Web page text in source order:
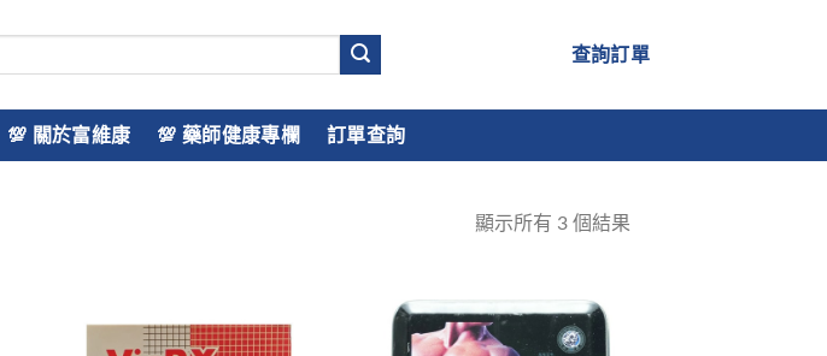
查詢訂單
💯 關於富維康 💯 藥師健康專欄 訂單查詢
顯示所有 3 個結果